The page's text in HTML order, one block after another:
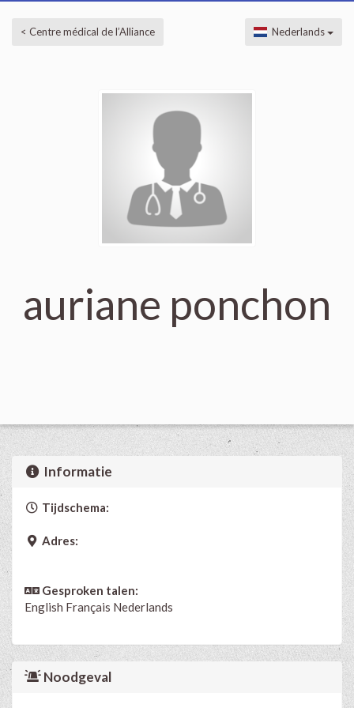
< Centre médical de l’Alliance Nederlands
auriane ponchon
Informatie
Tijdschema:
Adres:
Gesproken talen:
English Français Nederlands
Noodgeval